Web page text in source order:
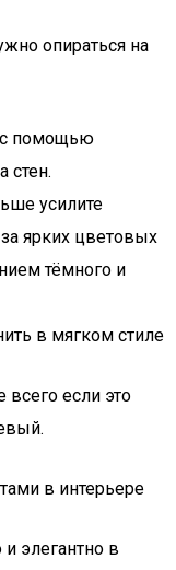
опираться на
с помощью
стен.
усилите
ярких цветовых
тёмного и
в мягком стиле
всего если это
в интерьере
элегантно в